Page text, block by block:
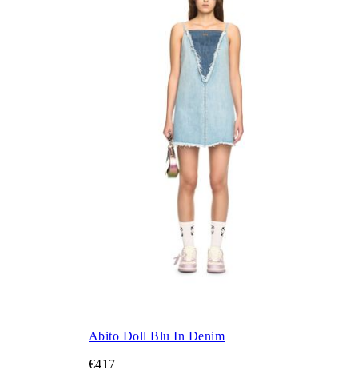
Abito Doll Blu In Denim
€417